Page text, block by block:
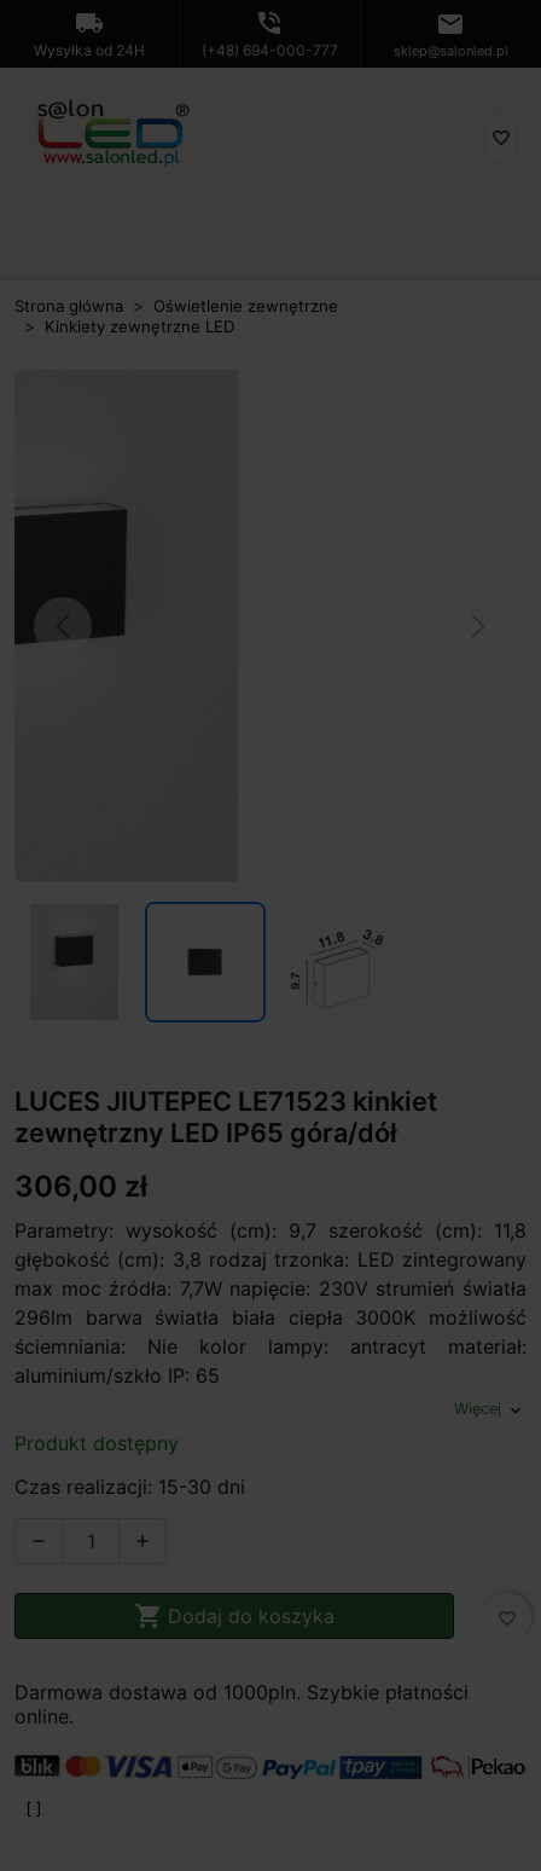
local_shipping
Wysyłka od 24H
phone_in_talk
(+48) 694-000-777
mail
sklep@salonled.pl
favorite_border
Strona główna
Oświetlenie zewnętrzne
Kinkiety zewnętrzne LED
Previous
LUCES JIUTEPEC LE71523 kinkiet
zewnętrzny LED IP65 góra/dół
306,00 zł
Parametry: wysokość (cm): 9,7 szerokość (cm): 11,8
głębokość (cm): 3,8 rodzaj trzonka: LED zintegrowany
max moc źródła: 7,7W napięcie: 230V strumień światła
296lm barwa światła biała ciepła 3000K możliwość
ściemniania: Nie kolor lampy: antracyt materiał:
aluminium/szkło IP: 65
Więcej expand_more
Produkt dostępny
Czas realizacji: 15-30 dni
 
 Dodaj do koszyka favorite_border
Darmowa dostawa od 1000pln. Szybkie płatności
online.